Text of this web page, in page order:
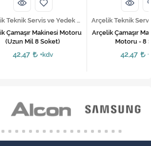
Arçelik Teknik Servis ve Yedek Parça Hizmetleri
Motoru
Arçelik Teknik Servis ve Yedek Parça Hizmetleri
Arçelik Çamaşır Makinesi Yıkama
Motoru - 8 Soket